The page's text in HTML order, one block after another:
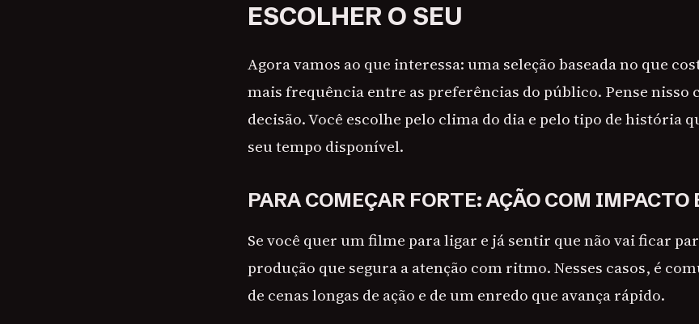
ESCOLHER O SEU
Agora vamos ao que interessa: uma seleção baseada no que
mais frequência entre as preferências do público. Pense nisso
decisão. Você escolhe pelo clima do dia e pelo tipo de história
seu tempo disponível.
PARA COMEÇAR FORTE: AÇÃO COM IMPACTO
Se você quer um filme para ligar e já sentir que não vai ficar
produção que segura a atenção com ritmo. Nesses casos, é
de cenas longas de ação e de um enredo que avança rápido.